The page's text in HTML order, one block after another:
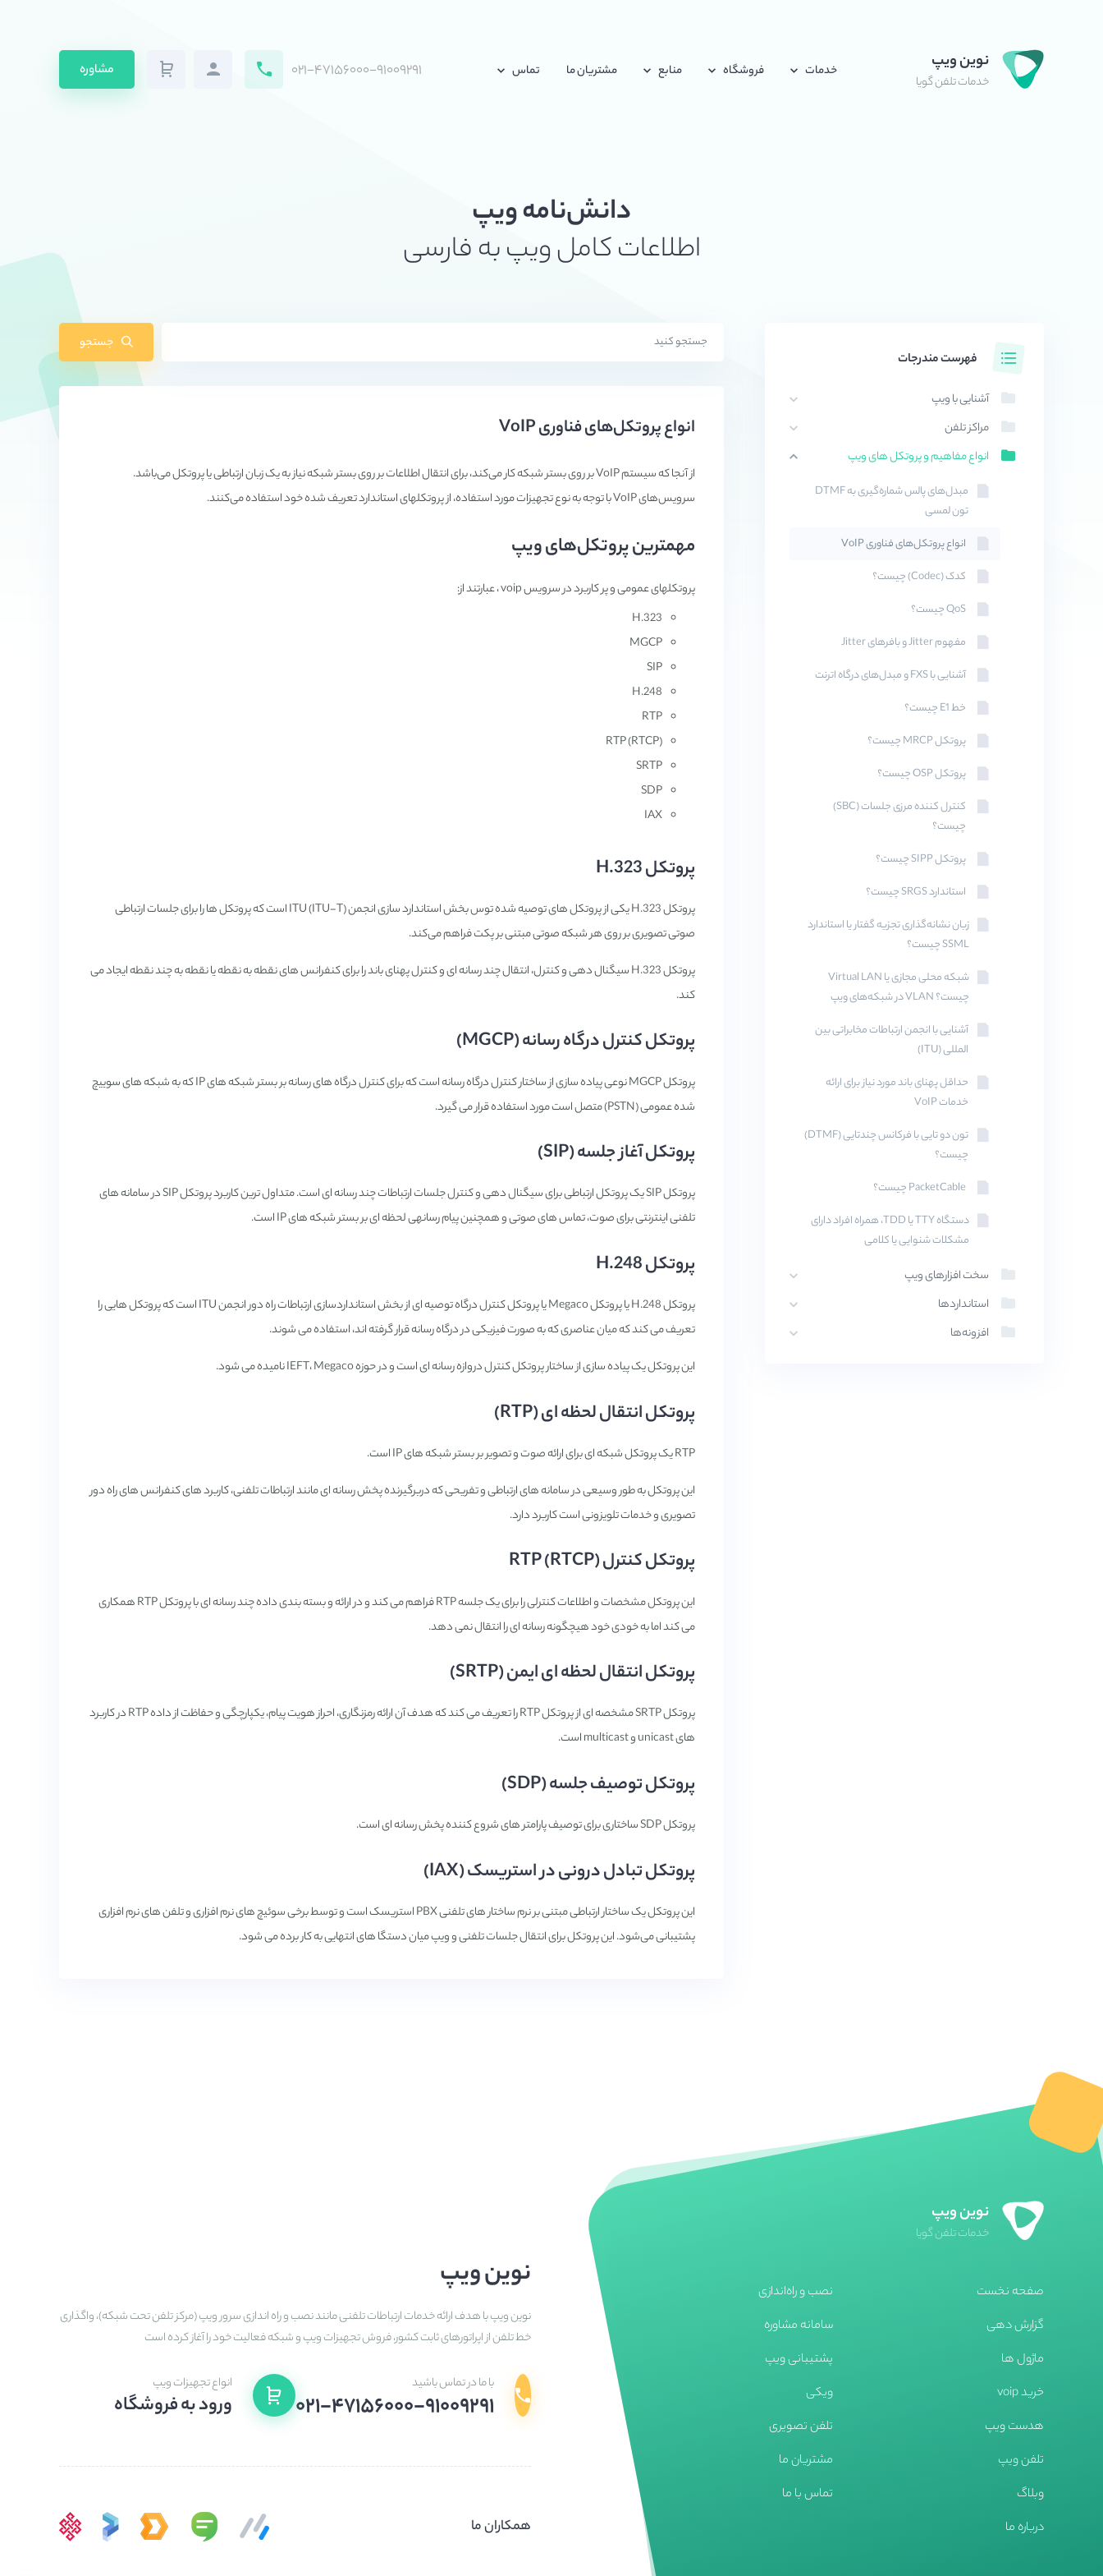
نوین ویپ
خدمات تلفن گویا
خدمات فروشگاه منابع مشتریان ما تماس مشاوره ۰۲۱-۴۷۱۵۶۰۰۰-۹۱۰۰۹۲۹۱
دانش‌نامه ویپ
اطلاعات کامل ویپ به فارسی
جستجو
انواع پروتکل‌های فناوری VoIP
از آنجا که سیستم VoIP بر روی بستر شبکه کار می‌کند، برای انتقال اطلاعات بر روی بستر شبکه نیاز به يک زبان ارتباطی يا پروتکل می‌باشد.
سرويس‌های VoIP با توجه به نوع تجهیزات مورد استفاده، از پروتکلهای استاندارد تعريف شده خود استفاده می‌کنند.
مهمترین پروتکل‌های ویپ
پروتکلهای عمومی و پر کاربرد در سرويس voip ، عبارتند از:
H.323
MGCP
SIP
H.248
RTP
(RTP (RTCP
SRTP
SDP
IAX
پروتکل H.323
پروتکل H.323 یکی از پروتکل های توصیه شده توس بخش استاندارد سازی انجمن (ITU (ITU-T است که پروتکل ها را برای جلسات ارتباطی
صوتی تصویری بر روی هر شبکه صوتی مبتنی بر پکت فراهم می‌کند.
پروتکل H.323 سیگنال دهی و کنترل، انتقال چند رسانه ای و کنترل پهنای باند را برای کنفرانس های نقطه به نقطه یا نقطه به چند نقطه ایجاد می
کند.
پروتکل کنترل درگاه رسانه (MGCP)
پروتکل MGCP نوعی پیاده سازی از ساختار کنترل درگاه رسانه است که برای کنترل درگاه های رسانه بر بستر شبکه های IP که به شبکه های سوییچ
شده عمومی (PSTN) متصل است مورد استفاده قرار می گیرد.
پروتکل آغاز جلسه (SIP)
پروتکل SIP یک پروتکل ارتباطی برای سیگنال دهی و کنترل جلسات ارتباطات چند رسانه ای است. متداول ترین کاربرد پروتکل SIP در سامانه های
تلفنی اینترنتی برای صوت، تماس های صوتی و همچنین پیام رسانهی لحظه ای بر بستر شبکه های IP است.
پروتکل H.248
پروتکل H.248 یا پروتکل Megaco یا پروتکل کنترل درگاه توصیه ای از بخش استانداردسازی ارتباطات راه دور انجمن ITU است که پروتکل هایی را
تعریف می کند که میان عناصری که به صورت فیزیکی در درگاه رسانه قرار گرفته اند، استفاده می شوند.
این پروتکل یک پیاده سازی از ساختار پروتکل کنترل دروازه رسانه ای است و در حوزه IEFT، Megaco نامیده می شود.
پروتکل انتقال لحظه ای (RTP)
RTP یک پروتکل شبکه ای برای ارائه صوت و تصویر بر بستر شبکه های IP است.
این پروتکل به طور وسیعی در سامانه های ارتباطی و تفریحی که دربرگیرنده پخش رسانه ای مانند ارتباطات تلفنی، کاربرد های کنفرانس های راه دور
تصویری و خدمات تلویزونی است کاربرد دارد.
پروتکل کنترل (RTP (RTCP
این پروتکل مشخصات و اطلاعات کنترلی را برای یک جلسه RTP فراهم می کند و در ارائه و بسته بندی داده چند رسانه ای با پروتکل RTP همکاری
می کند اما به خودی خود هیچگونه رسانه ای را انتقال نمی دهد.
پروتکل انتقال لحظه ای ایمن (SRTP)
پروتکل SRTP مشخصه ای از پروتکل RTP را تعریف می کند که هدف آن ارائه رمزنگاری، احراز هویت پیام، یکپارچگی و حفاظت از داده RTP در کاربرد
های unicast و multicast است.
پروتکل توصیف جلسه (SDP)
پروتکل SDP ساختاری برای توصیف پارامتر های شروع کننده پخش رسانه ای است.
پروتکل تبادل درونی در استریسک (IAX)
این پروتکل یک ساختار ارتباطی مبتنی بر نرم ساختار های تلفنی PBX استریسک است و توسط برخی سوئیچ های نرم افزاری و تلفن های نرم افزاری
پشتیبانی می‌شود. این پروتکل برای انتقال جلسات تلفنی و ویپ میان دستگا های انتهایی به کار برده می شود.
فهرست مندرجات
آشنایی با ویپ
مراکز تلفن
انواع مفاهیم و پروتکل های ویپ
مبدل‌های پالس شماره‌گیری به DTMF
تون لمسی
انواع پروتکل‌های فناوری VoIP
کدک (Codec) چیست؟
QoS چیست؟
مفهوم Jitter و بافرهای Jitter
آشنایی با FXS و مبدل‌های درگاه‌ اترنت
خط E1 چیست؟
پروتکل MRCP چیست؟
پروتکل OSP چیست؟
کنترل‌ کننده مرزی جلسات (SBC)
چیست؟
پروتکل SIPP چیست؟
استاندارد SRGS چیست؟
زبان نشانه‌گذاری تجزیه گفتار یا استاندارد
SSML چیست؟
شبکه محلی مجازی یا Virtual LAN
چیست؟ VLAN در شبکه‌های ویپ
آشنایی با انجمن ارتباطات مخابراتی بین
المللی (ITU)
حداقل پهنای باند مورد نیاز برای ارائه
خدمات VoIP
تون دو تایی با فرکانس چندتایی (DTMF)
چیست؟
PacketCable چیست؟
دستگاه TTY یا TDD، همراه افراد دارای
مشکلات شنوایی یا کلامی
سخت افزارهای ویپ
استانداردها
افزونه‌ها
نوین ویپ
نوین ویپ با هدف ارائه خدمات ارتباطات تلفنی مانند نصب و راه اندازی سرور ویپ (مرکز تلفن تحت شبکه)، واگذاری
خط تلفن از اپراتورهای ثابت کشور، فروش تجهیزات ویپ و شبکه فعالیت خود را آغاز کرده است
با ما در تماس باشید
۰۲۱-۴۷۱۵۶۰۰۰-۹۱۰۰۹۲۹۱
انواع تجهیزات ویپ
ورود به فروشگاه
همکاران ما
نوین ویپ
خدمات تلفن گویا
صفحه نخست
گزارش دهی
ماژول ها
خرید voip
هدست ویپ
تلفن ویپ
وبلاگ
درباره ما
نصب و راه‌اندازی
سامانه مشاوره
پشتیبانی ویپ
ویکی
تلفن تصویری
مشتریان ما
تماس با ما